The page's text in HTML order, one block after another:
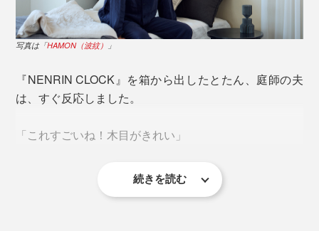
写真上は、本品の「YAGASURI（矢絣）」。同じ矢絣柄の ティッシュケース
る
業・開店や新築祝いに、ぴったりです。
「YAGASURI（矢絣）」が選ばれて、お客さまと社員
ご希望の方には、時計裏側のプレートに、無料で60字ま
でのオリジナルメッセージを、こんなふうに刻印できま
続いて、人気の『M.SCOOP』シリーズを始めとする、
ーから問われて、衝撃を受けました。
写真は「HAMON（波紋） 」
『NENRIN CLOCK』を箱から出したとたん、庭師の夫
は、すぐ反応しました。
「これすごいね！木目がきれい」
「どうやってつくるんだろう。こんな模様、見たことな
続きを読む